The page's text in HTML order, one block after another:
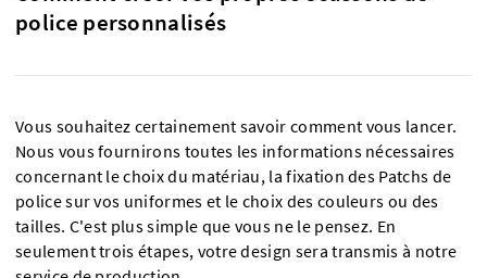
police personnalisés
Vous souhaitez certainement savoir comment vous lancer.
Nous vous fournirons toutes les informations nécessaires
concernant le choix du matériau, la fixation des Patchs de
police sur vos uniformes et le choix des couleurs ou des
tailles. C'est plus simple que vous ne le pensez. En
seulement trois étapes, votre design sera transmis à notre